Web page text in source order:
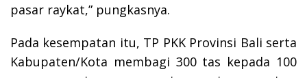
pasar raykat,” pungkasnya.
Pada kesempatan itu, TP PKK Provinsi Bali serta
Kabupaten/Kota membagi 300 tas kepada 100